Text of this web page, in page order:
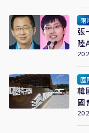
兩
張
陸
國
韓
國
疑